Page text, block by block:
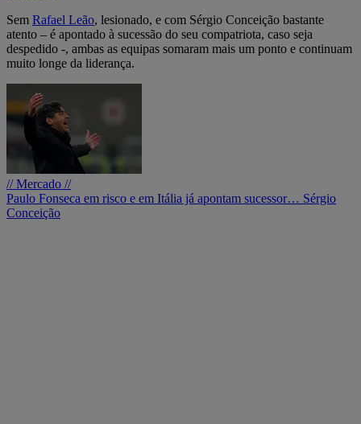
Sem Rafael Leão, lesionado, e com Sérgio Conceição bastante
atento – é apontado à sucessão do seu compatriota, caso seja
despedido -, ambas as equipas somaram mais um ponto e continuam
muito longe da liderança.
// Mercado //
Paulo Fonseca em risco e em Itália já apontam sucessor… Sérgio
Conceição